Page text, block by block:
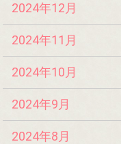
2024年12月
2024年11月
2024年10月
2024年9月
2024年8月